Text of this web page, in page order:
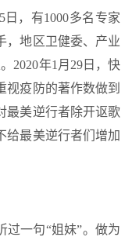
，有1000多名专家
，地区卫健委、产业
2020年1月29日，快
视疫防的著作数做到
最美逆行者除开讴歌
给最美逆行者们增加
一句“姐妹”。做为